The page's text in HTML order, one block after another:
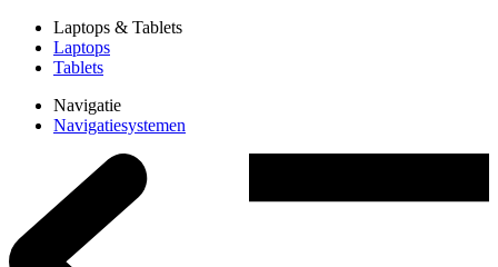
Laptops & Tablets
Laptops
Tablets
Navigatie
Navigatiesystemen